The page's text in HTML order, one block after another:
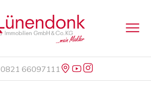
0821 66097111